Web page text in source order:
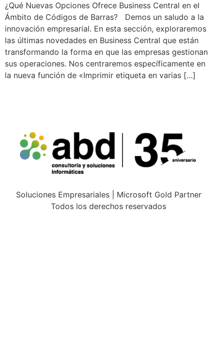
¿Qué Nuevas Opciones Ofrece Business Central en el
Ámbito de Códigos de Barras? Demos un saludo a la
innovación empresarial. En esta sección, exploraremos
las últimas novedades en Business Central que están
transformando la forma en que las empresas gestionan
sus operaciones. Nos centraremos específicamente en
la nueva función de «Imprimir etiqueta en varias […]
Soluciones Empresariales | Microsoft Gold Partner
Todos los derechos reservados